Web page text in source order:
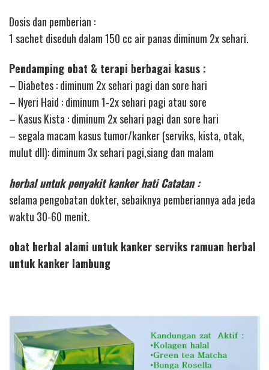
Dosis dan pemberian :
1 sachet diseduh dalam 150 cc air panas diminum 2x sehari.
Pendamping obat & terapi berbagai kasus :
– Diabetes : diminum 2x sehari pagi dan sore hari
– Nyeri Haid : diminum 1-2x sehari pagi atau sore
– Kasus Kista : diminum 2x sehari pagi dan sore hari
– segala macam kasus tumor/kanker (serviks, kista, otak,
mulut dll): diminum 3x sehari pagi,siang dan malam
herbal untuk penyakit kanker hati Catatan :
selama pengobatan dokter, sebaiknya pemberiannya ada jeda
waktu 30-60 menit.
obat herbal alami untuk kanker serviks ramuan herbal
untuk kanker lambung